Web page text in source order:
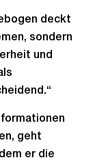
deckt
sondern
und
geht
er die